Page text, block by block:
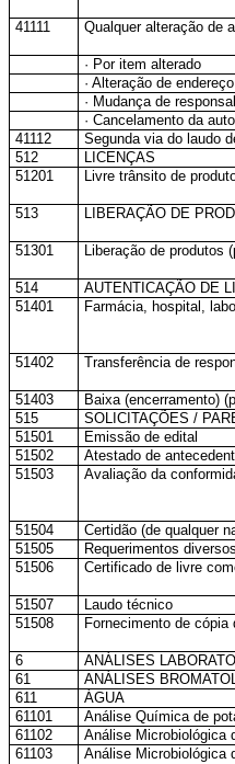
41111 Qualquer alteração de
· Por item alterado
· Alteração de endereço
· Mudança de
· Cancelamento da
41112
Segunda via do laudo
512
LICENÇAS
51201
Livre trânsito de
513 LIBERAÇÃO DE
51301 Liberação de produtos
514
AUTENTICAÇÃO DE
51401
Farmácia, hospital,
51402 Transferência de
51403
Baixa (encerramento)
515
SOLICITAÇÕES /
51501
Emissão de edital
51502
Atestado de
51503
Avaliação da
51504
Certidão (de qualquer
51505
Requerimentos diversos
51506
Certificado de livre
51507
Laudo técnico
51508
Fornecimento de
6
ANÁLISES
61
ANÁLISES
611
ÁGUA
61101
Análise Química de
61102
Análise Microbiológica
61103
Análise Microbiológica